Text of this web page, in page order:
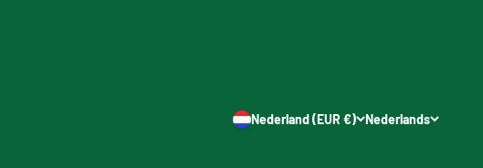
Nederland (EUR €) Nederlands